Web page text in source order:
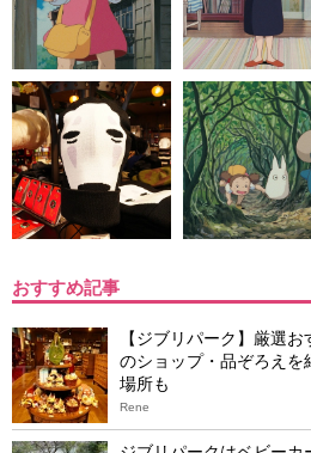
おすすめ記事
【ジブリパーク】厳選
のショップ・品ぞろえを
場所も
Rene